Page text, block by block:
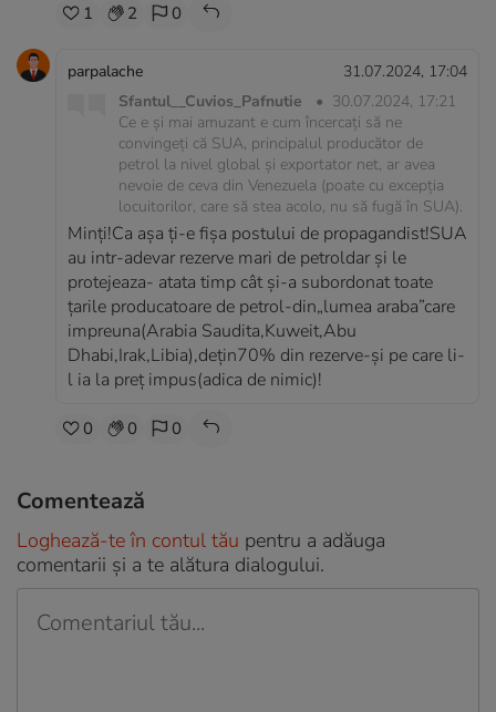
1 2 0
parpalache
31.07.2024, 17:04
Sfantul__Cuvios_Pafnutie
• 30.07.2024, 17:21
Ce e și mai amuzant e cum încercați să ne
convingeți că SUA, principalul producător de
petrol la nivel global și exportator net, ar avea
nevoie de ceva din Venezuela (poate cu excepția
locuitorilor, care să stea acolo, nu să fugă în SUA).
Minți!Ca așa ți-e fișa postului de propagandist!SUA
au intr-adevar rezerve mari de petroldar și le
protejeaza- atata timp cât și-a subordonat toate
țarile producatoare de petrol-din„lumea araba”care
impreuna(Arabia Saudita,Kuweit,Abu
Dhabi,Irak,Libia),dețin70% din rezerve-și pe care li-
l ia la preț impus(adica de nimic)!
0 0 0
Comentează
Loghează-te în contul tău pentru a adăuga
comentarii și a te alătura dialogului.